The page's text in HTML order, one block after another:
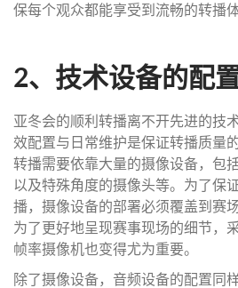
保每个观众都能享受到流畅的转播体
2、技术设备的配
亚冬会的顺利转播离不开先进的技
效配置与日常维护是保证转播质量
转播需要依靠大量的摄像设备，包
以及特殊角度的摄像头等。为了保
播，摄像设备的部署必须覆盖到赛
为了更好地呈现赛事现场的细节，
帧率摄像机也变得尤为重要。
除了摄像设备，音频设备的配置同